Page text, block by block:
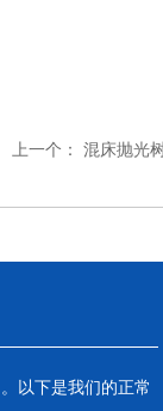
上一个： 混床抛光
以下是我们的正常